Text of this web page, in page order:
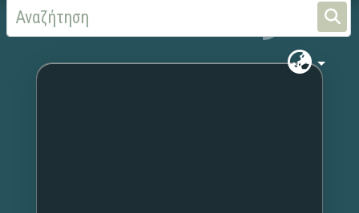
Αρχική Χωρίς τίτλο